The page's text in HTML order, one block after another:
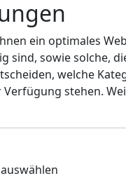
ein optimales
sind, sowie solche,
welche
stehen.